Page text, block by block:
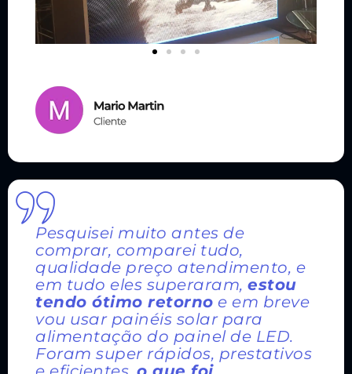
Pesquisei muito antes de
comprar, comparei tudo,
qualidade preço atendimento, e
em tudo eles superaram, estou
tendo ótimo retorno e em breve
vou usar painéis solar para
alimentação do painel de LED.
Foram super rápidos, prestativos